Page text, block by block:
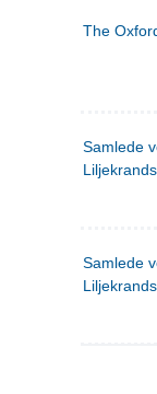
The
Samlede
Liljekrands
Samlede
Liljekrands